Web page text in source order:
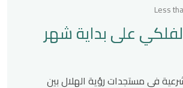
Less
على بداية شهر
في مستجدات رؤية الهلال بين